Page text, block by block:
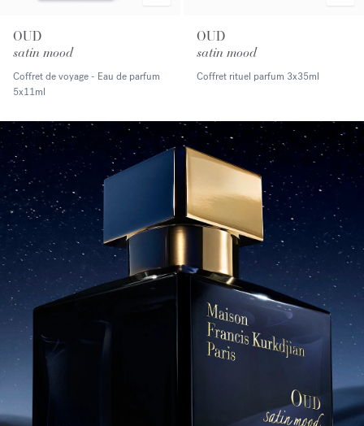
OUD
satin mood
Coffret de voyage - Eau de parfum
5x11ml
OUD
satin mood
Coffret rituel parfum 3x35ml